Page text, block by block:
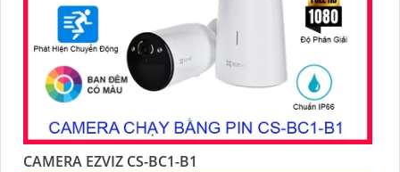
CAMERA EZVIZ CS-BC1-B1